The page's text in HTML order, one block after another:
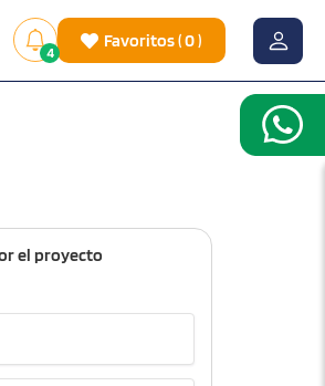
4
Favoritos(0)
el proyecto